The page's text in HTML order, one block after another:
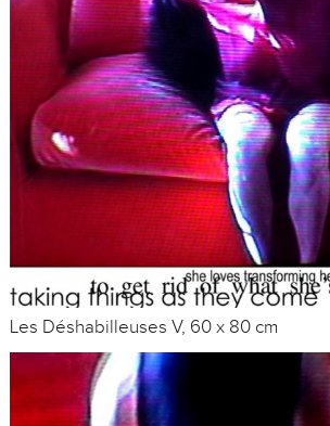
Les Déshabilleuses V, 60 x 80 cm